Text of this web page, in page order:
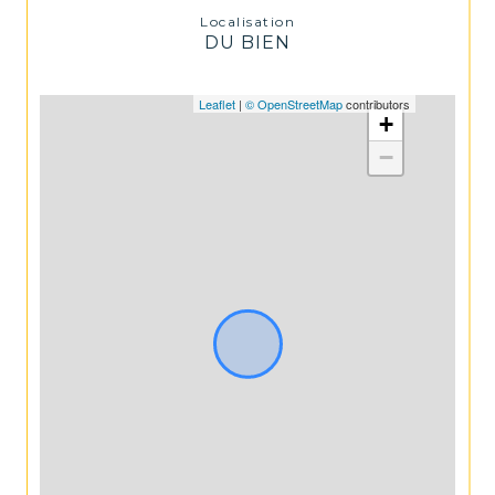
Localisation
DU BIEN
+
−
Leaflet | © OpenStreetMapcontributors